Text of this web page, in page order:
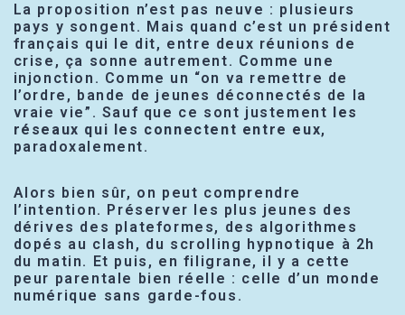
La proposition n’est pas neuve : plusieurs
pays y songent. Mais quand c’est un président
français qui le dit, entre deux réunions de
crise, ça sonne autrement. Comme une
injonction. Comme un “on va remettre de
l’ordre, bande de jeunes déconnectés de la
vraie vie”. Sauf que ce sont justement les
réseaux qui les connectent entre eux,
paradoxalement.
Alors bien sûr, on peut comprendre
l’intention. Préserver les plus jeunes des
dérives des plateformes, des algorithmes
dopés au clash, du scrolling hypnotique à 2h
du matin. Et puis, en filigrane, il y a cette
peur parentale bien réelle : celle d’un monde
numérique sans garde-fous.